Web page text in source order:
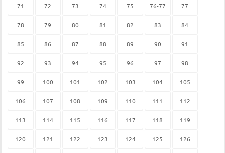
71 72 73 74 75 76-77 77
78 79 80 81 82 83 84
85 86 87 88 89 90 91
92 93 94 95 96 97 98
99 100 101 102 103 104 105
106 107 108 109 110 111 112
113 114 115 116 117 118 119
120 121 122 123 124 125 126